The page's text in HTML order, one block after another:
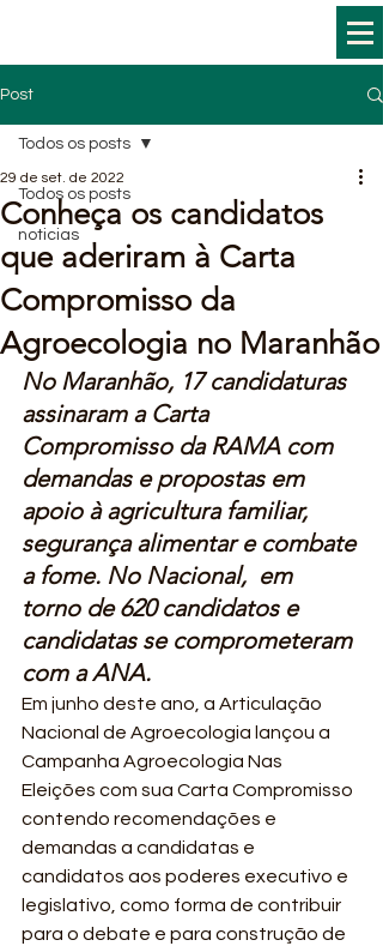
Post
Todos os posts
noticias
Todos os posts
Conheça os candidatos
que aderiram à Carta
Compromisso da
Agroecologia no Maranhão
29 de set. de 2022
No Maranhão, 17 candidaturas
assinaram a Carta
Compromisso da RAMA com
demandas e propostas em
apoio à agricultura familiar,
segurança alimentar e combate
a fome. No Nacional,  em
torno de 620 candidatos e
candidatas se comprometeram
com a ANA.
Em junho deste ano, a Articulação
Nacional de Agroecologia lançou a
Campanha Agroecologia Nas
Eleições com sua Carta Compromisso
contendo recomendações e
demandas a candidatas e
candidatos aos poderes executivo e
legislativo, como forma de contribuir
para o debate e para construção de